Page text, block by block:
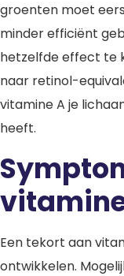
groenten moet
minder efficiënt
hetzelfde effect te
naar retinol-
vitamine A je
heeft.
Een tekort aan
ontwikkelen.